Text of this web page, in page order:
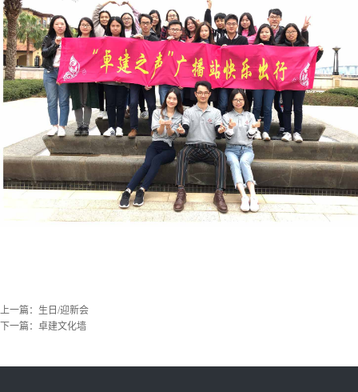
上一篇： 生日/迎新会
下一篇： 卓建文化墙